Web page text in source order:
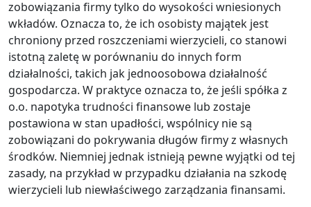
zobowiązania firmy tylko do wysokości wniesionych
wkładów. Oznacza to, że ich osobisty majątek jest
chroniony przed roszczeniami wierzycieli, co stanowi
istotną zaletę w porównaniu do innych form
działalności, takich jak jednoosobowa działalność
gospodarcza. W praktyce oznacza to, że jeśli spółka z
o.o. napotyka trudności finansowe lub zostaje
postawiona w stan upadłości, wspólnicy nie są
zobowiązani do pokrywania długów firmy z własnych
środków. Niemniej jednak istnieją pewne wyjątki od tej
zasady, na przykład w przypadku działania na szkodę
wierzycieli lub niewłaściwego zarządzania finansami.